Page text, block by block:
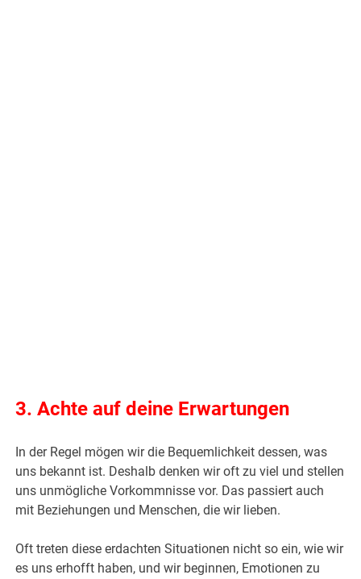
3. Achte auf deine Erwartungen
In der Regel mögen wir die Bequemlichkeit dessen, was
uns bekannt ist. Deshalb denken wir oft zu viel und stellen
uns unmögliche Vorkommnisse vor. Das passiert auch
mit Beziehungen und Menschen, die wir lieben.
Oft treten diese erdachten Situationen nicht so ein, wie wir
es uns erhofft haben, und wir beginnen, Emotionen zu